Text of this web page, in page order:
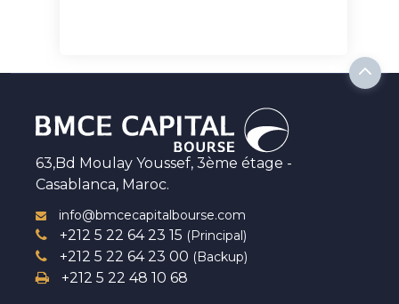
63,Bd Moulay Youssef, 3ème étage -
Casablanca, Maroc.
info@bmcecapitalbourse.com
+212 5 22 64 23 15 (Principal)
+212 5 22 64 23 00 (Backup)
+212 5 22 48 10 68